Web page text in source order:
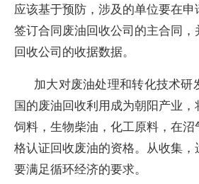
应该基于预防，涉及的单位要在
签订合同废油回收公司的主合同
回收公司的收据数据。
加大对废油处理和转化技术研
国的废油回收利用成为朝阳产业，
饲料，生物柴油，化工原料，在
格认证回收废油的资格。从收集，
要满足循环经济的要求。